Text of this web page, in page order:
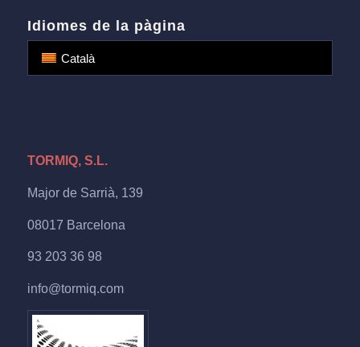
Idiomes de la pàgina
Català
TORMIQ, S.L.
Major de Sarrià, 139
08017 Barcelona
93 203 36 98
info@tormiq.com